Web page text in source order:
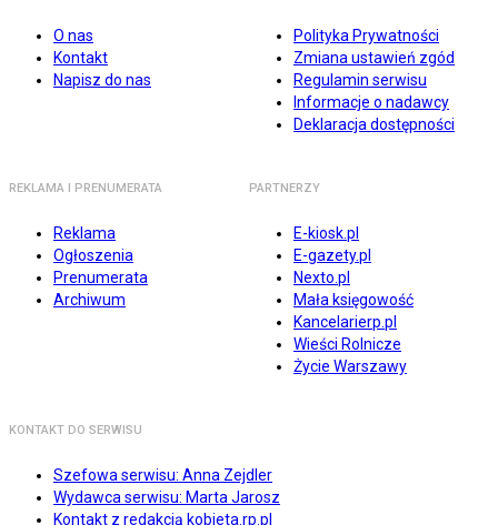
O nas
Kontakt
Napisz do nas
Polityka Prywatności
Zmiana ustawień zgód
Regulamin serwisu
Informacje o nadawcy
Deklaracja dostępności
REKLAMA I PRENUMERATA
Reklama
Ogłoszenia
Prenumerata
Archiwum
PARTNERZY
E-kiosk.pl
E-gazety.pl
Nexto.pl
Mała księgowość
Kancelarierp.pl
Wieści Rolnicze
Życie Warszawy
KONTAKT DO SERWISU
Szefowa serwisu: Anna Zejdler
Wydawca serwisu: Marta Jarosz
Kontakt z redakcją kobieta.rp.pl